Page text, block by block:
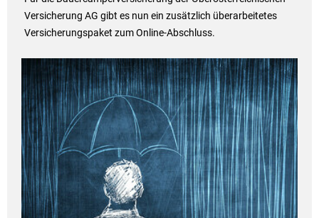
Versicherung AG gibt es nun ein zusätzlich überarbeitetes
Versicherungspaket zum Online-Abschluss.